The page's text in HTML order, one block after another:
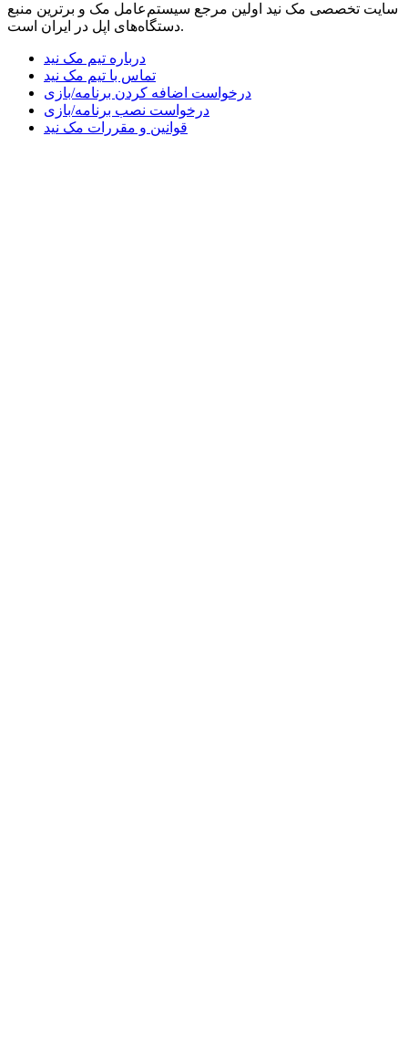
سایت تخصصی مک نید اولین مرجع سیستم‌عامل مک و برترین منبع
دستگاه‌های اپل در ایران است.
درباره تیم مک نید
تماس با تیم مک نید
درخواست اضافه کردن برنامه/بازی
درخواست نصب برنامه/بازی
قوانین و مقررات مک نید